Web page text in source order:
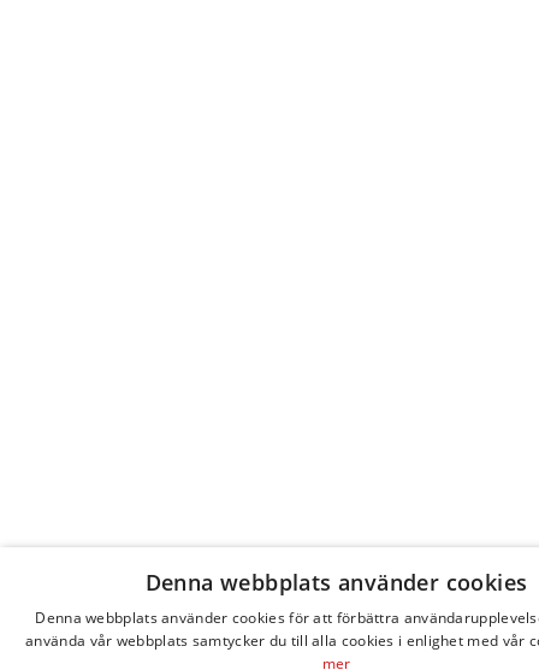
Denna webbplats använder cookies
Denna webbplats använder cookies för att förbättra
använda vår webbplats samtycker du till alla cookies i enlighet med vår
mer